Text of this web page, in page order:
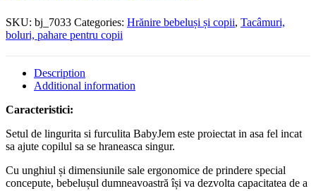
SKU: bj_7033 Categories: Hrănire bebeluși și copii, Tacâmuri,
boluri, pahare pentru copii
Description
Additional information
Caracteristici:
Setul de lingurita si furculita BabyJem este proiectat in asa fel incat
sa ajute copilul sa se hraneasca singur.
Cu unghiul și dimensiunile sale ergonomice de prindere special
concepute, bebelușul dumneavoastră își va dezvolta capacitatea de a